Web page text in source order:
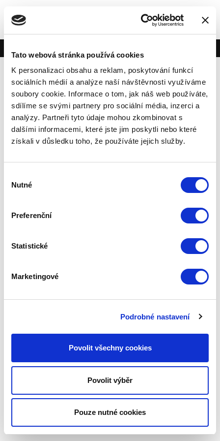
Tato webová stránka používá cookies
K personalizaci obsahu a reklam, poskytování funkcí
sociálních médií a analýze naší návštěvnosti využíváme
soubory cookie. Informace o tom, jak náš web používáte,
sdílíme se svými partnery pro sociální média, inzerci a
analýzy. Partneři tyto údaje mohou zkombinovat s
dalšími informacemi, které jste jim poskytli nebo které
získali v důsledku toho, že používáte jejich služby.
souhlasu
Nutné
Preferenční
Statistické
Marketingové
Podrobné nastavení
Povolit všechny cookies
Povolit výběr
Pouze nutné cookies